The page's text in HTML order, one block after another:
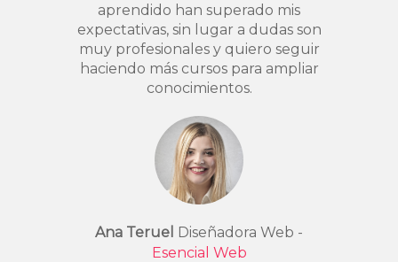
aprendido han superado mis
expectativas, sin lugar a dudas son
muy profesionales y quiero seguir
haciendo más cursos para ampliar
conocimientos.
Ana Teruel Diseñadora Web -
Esencial Web